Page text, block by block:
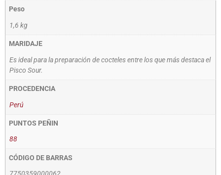
Peso
1,6 kg
MARIDAJE
Es ideal para la preparación de cocteles entre los que más destaca el
Pisco Sour.
PROCEDENCIA
Perú
PUNTOS PEÑIN
88
CÓDIGO DE BARRAS